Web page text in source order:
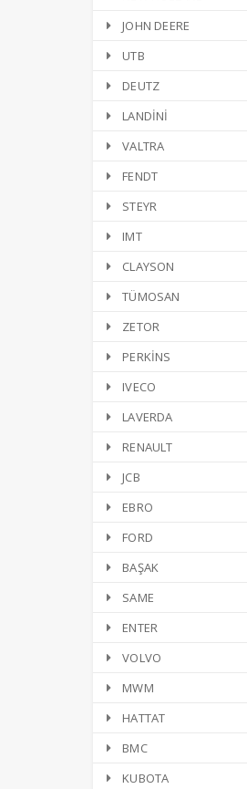
JOHN DEERE
UTB
DEUTZ
LANDİNİ
VALTRA
FENDT
STEYR
IMT
CLAYSON
TÜMOSAN
ZETOR
PERKİNS
IVECO
LAVERDA
RENAULT
JCB
EBRO
FORD
BAŞAK
SAME
ENTER
VOLVO
MWM
HATTAT
BMC
KUBOTA